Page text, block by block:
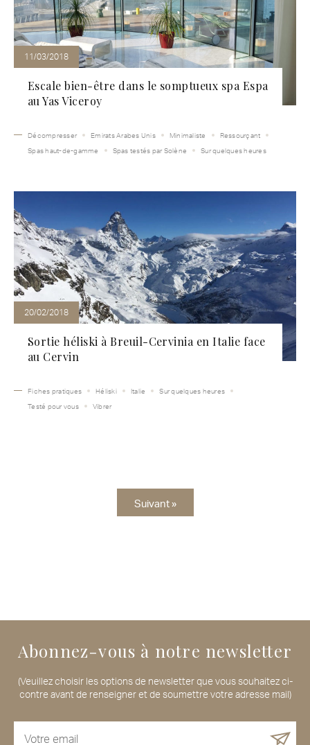
11/03/2018
Escale bien-être dans le somptueux spa Espa
au Yas Viceroy
Décompresser Emirats Arabes Unis Minimaliste
Ressourçant
Spas haut-de-gamme
Spas testés par Solène Sur quelques heures
20/02/2018
Sortie héliski à Breuil-Cervinia en Italie face
au Cervin
Fiches pratiques Héliski Italie
Sur quelques heures
Testé pour vous
Vibrer
Suivant »
Abonnez-vous à notre newsletter
(Veuillez choisir les options de newsletter que vous souhaitez ci-
contre avant de renseigner et de soumettre votre adresse mail)